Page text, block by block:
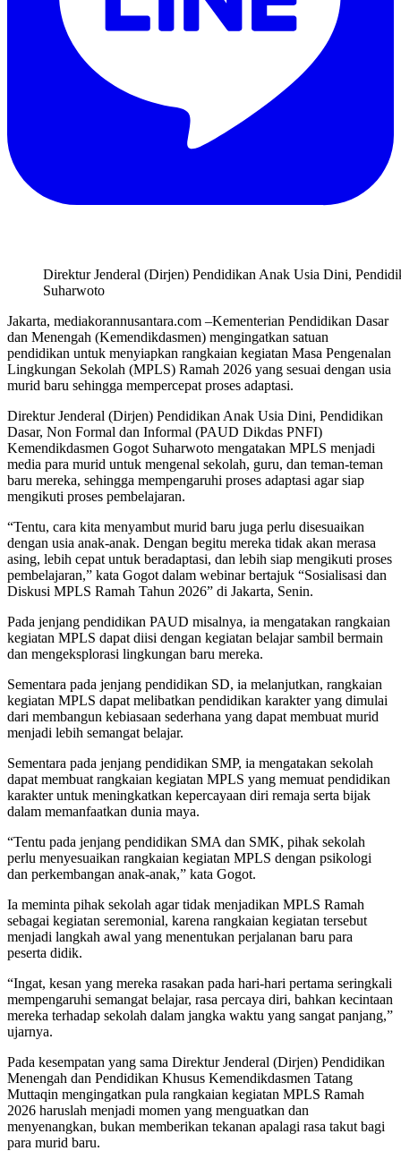
Direktur Jenderal (Dirjen) Pendidikan Anak Usia Dini,
Suharwoto
Jakarta, mediakorannusantara.com –Kementerian Pendidikan Dasar
dan Menengah (Kemendikdasmen) mengingatkan satuan
pendidikan untuk menyiapkan rangkaian kegiatan Masa Pengenalan
Lingkungan Sekolah (MPLS) Ramah 2026 yang sesuai dengan usia
murid baru sehingga mempercepat proses adaptasi.
Direktur Jenderal (Dirjen) Pendidikan Anak Usia Dini, Pendidikan
Dasar, Non Formal dan Informal (PAUD Dikdas PNFI)
Kemendikdasmen Gogot Suharwoto mengatakan MPLS menjadi
media para murid untuk mengenal sekolah, guru, dan teman-teman
baru mereka, sehingga mempengaruhi proses adaptasi agar siap
mengikuti proses pembelajaran.
“Tentu, cara kita menyambut murid baru juga perlu disesuaikan
dengan usia anak-anak. Dengan begitu mereka tidak akan merasa
asing, lebih cepat untuk beradaptasi, dan lebih siap mengikuti proses
pembelajaran,” kata Gogot dalam webinar bertajuk “Sosialisasi dan
Diskusi MPLS Ramah Tahun 2026” di Jakarta, Senin.
Pada jenjang pendidikan PAUD misalnya, ia mengatakan rangkaian
kegiatan MPLS dapat diisi dengan kegiatan belajar sambil bermain
dan mengeksplorasi lingkungan baru mereka.
Sementara pada jenjang pendidikan SD, ia melanjutkan, rangkaian
kegiatan MPLS dapat melibatkan pendidikan karakter yang dimulai
dari membangun kebiasaan sederhana yang dapat membuat murid
menjadi lebih semangat belajar.
Sementara pada jenjang pendidikan SMP, ia mengatakan sekolah
dapat membuat rangkaian kegiatan MPLS yang memuat pendidikan
karakter untuk meningkatkan kepercayaan diri remaja serta bijak
dalam memanfaatkan dunia maya.
“Tentu pada jenjang pendidikan SMA dan SMK, pihak sekolah
perlu menyesuaikan rangkaian kegiatan MPLS dengan psikologi
dan perkembangan anak-anak,” kata Gogot.
Ia meminta pihak sekolah agar tidak menjadikan MPLS Ramah
sebagai kegiatan seremonial, karena rangkaian kegiatan tersebut
menjadi langkah awal yang menentukan perjalanan baru para
peserta didik.
“Ingat, kesan yang mereka rasakan pada hari-hari pertama seringkali
mempengaruhi semangat belajar, rasa percaya diri, bahkan kecintaan
mereka terhadap sekolah dalam jangka waktu yang sangat panjang,”
ujarnya.
Pada kesempatan yang sama Direktur Jenderal (Dirjen) Pendidikan
Menengah dan Pendidikan Khusus Kemendikdasmen Tatang
Muttaqin mengingatkan pula rangkaian kegiatan MPLS Ramah
2026 haruslah menjadi momen yang menguatkan dan
menyenangkan, bukan memberikan tekanan apalagi rasa takut bagi
para murid baru.